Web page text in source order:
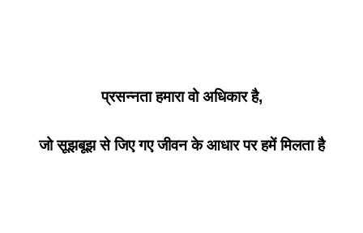
प्रसन्नताहमारावो अधिकार है,
जो सूझबूझ से जिए गए जीवन के आधार पर हमें मिलता है